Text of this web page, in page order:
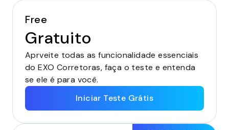
Free
Gratuito
Aprveite todas as funcionalidade essenciais
do EXO Corretoras, faça o teste e entenda
se ele é para você.
Iniciar Teste Grátis